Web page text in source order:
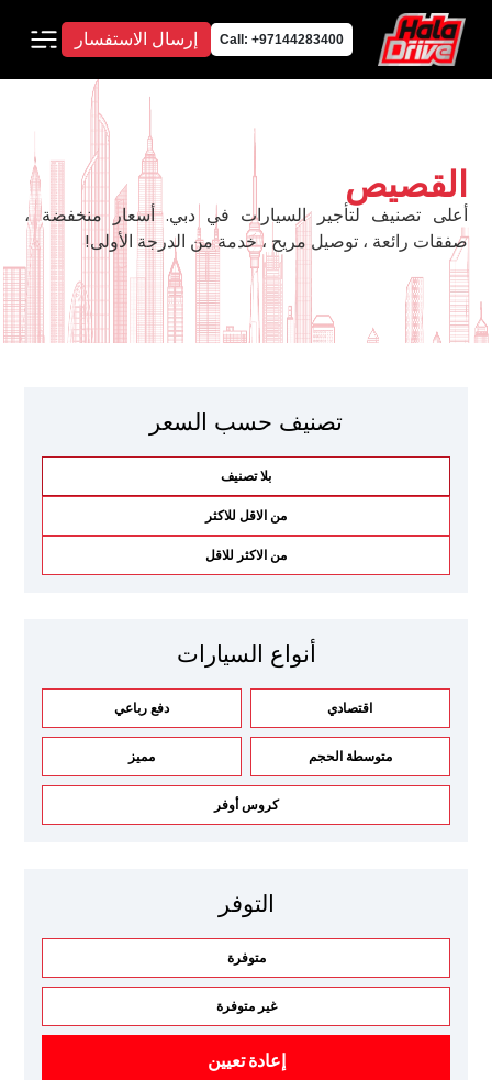
Call: +97144283400 إرسال الاستفسار
القصيص
أعلى تصنيف لتأجير السيارات في دبي. أسعار منخفضة ،
صفقات رائعة ، توصيل مريح ، خدمة من الدرجة الأولى!
تصنيف حسب السعر
بلا تصنيف
من الاقل للاكثر
من الاكثر للاقل
أنواع السيارات
اقتصادي دفع رباعي
متوسطة الحجم مميز
كروس أوفر
التوفر
متوفرة
غير متوفرة
إعادة تعيين